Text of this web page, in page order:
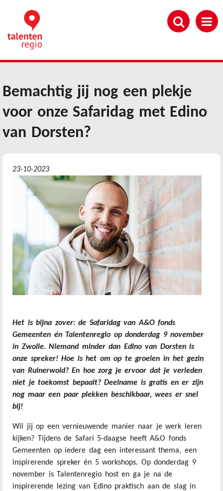
Bemachtig jij nog een plekje
voor onze Safaridag met Edino
van Dorsten?
23-10-2023
Het is bijna zover: de Safaridag van A&O fonds
Gemeenten én Talentenregio op donderdag 9 november
in Zwolle. Niemand minder dan Edino van Dorsten is
onze spreker! Hoe is het om op te groeien in het gezin
van Ruinerwold? En hoe zorg je ervoor dat je verleden
niet je toekomst bepaalt? Deelname is gratis en er zijn
nog maar een paar plekken beschikbaar, wees er snel
bij!
Wil jij op een vernieuwende manier naar je werk leren
kijken? Tijdens de Safari 5-daagse heeft A&O fonds
Gemeenten op iedere dag een interessant thema, een
inspirerende spreker én 5 workshops. Op donderdag 9
november is Talentenregio host en ga je na de
inspirerende lezing van Edino praktisch aan de slag in